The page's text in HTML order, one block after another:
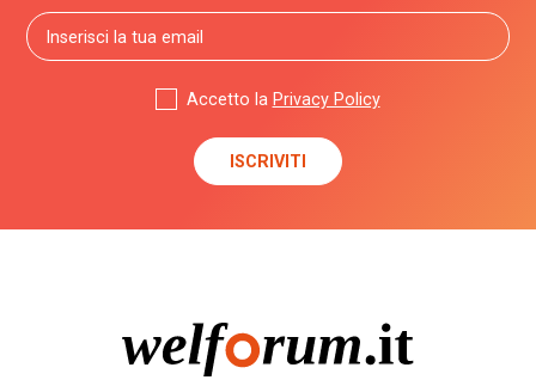
Accetto la Privacy Policy